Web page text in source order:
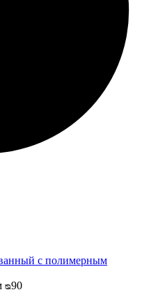
с полимерным
ᴓ90